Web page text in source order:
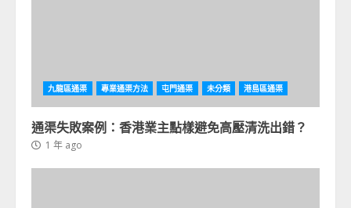
九龍區通渠 專業通渠方法 屯門通渠 未分類 港島區通渠
通渠失敗案例：香港業主點樣避免高壓清洗出錯？
1 年 ago